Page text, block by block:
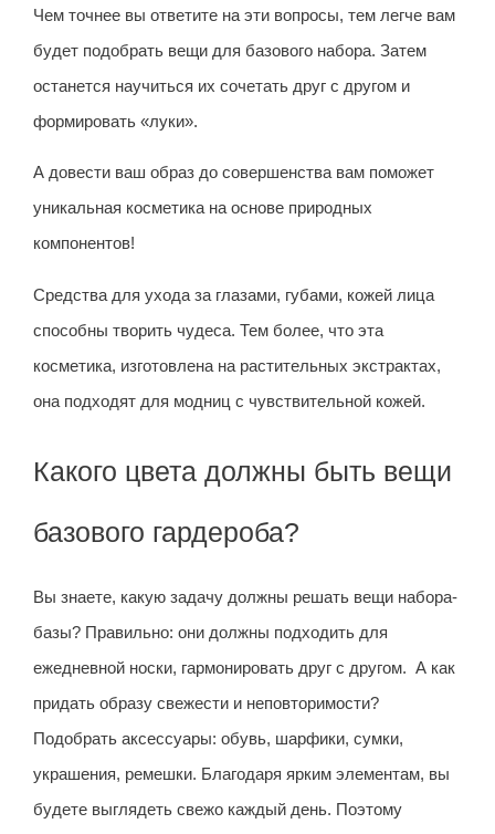
Чем точнее вы ответите на эти вопросы, тем легче вам
будет подобрать вещи для базового набора. Затем
останется научиться их сочетать друг с другом и
формировать «луки».
А довести ваш образ до совершенства вам поможет
уникальная косметика на основе природных
компонентов!
Средства для ухода за глазами, губами, кожей лица
способны творить чудеса. Тем более, что эта
косметика, изготовлена на растительных экстрактах,
она подходят для модниц с чувствительной кожей.
Какого цвета должны быть вещи
базового гардероба?
Вы знаете, какую задачу должны решать вещи набора-
базы? Правильно: они должны подходить для
ежедневной носки, гармонировать друг с другом. А как
придать образу свежести и неповторимости?
Подобрать аксессуары: обувь, шарфики, сумки,
украшения, ремешки. Благодаря ярким элементам, вы
будете выглядеть свежо каждый день. Поэтому